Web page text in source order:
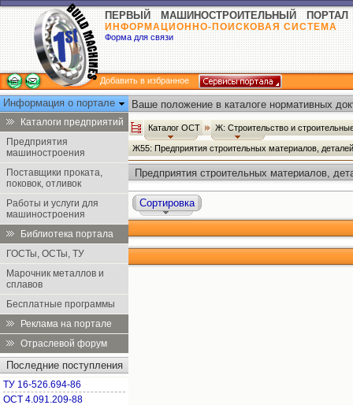
ПЕРВЫЙ МАШИНОСТРОИТЕЛЬНЫЙ ПОРТАЛ
ИНФОРМАЦИОННО-ПОИСКОВАЯ СИСТЕМА
Форма для связи
Добавить в избранное
Информация о портале
Каталоги предприятий
Предприятия
машиностроения
Поставщики проката,
поковок, отливок
Работы и услуги для
машиностроения
Библиотека портала
ГОСТы, ОСТы, ТУ
Марочник металлов и
сплавов
Бесплатные программы
Реклама на портале
Отраслевой форум
Последние поступления
ТУ 16-526.694-86
ОСТ 4.091.209-88
Ваше положение в каталоге нормативных
Каталог ОСТ Ж: Строительство и
Ж55: Предприятия строительных материалов,
Предприятия строительных материалов,
промышленности - Каталог ОСТ
Сортировка